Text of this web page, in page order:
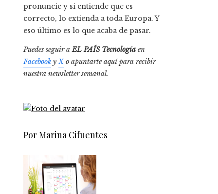
pronuncie y si entiende que es
correcto, lo extienda a toda Europa. Y
eso último es lo que acaba de pasar.
Puedes seguir aEL PAÍS Tecnología en
Facebook yXo apuntarte aquí para recibir
nuestra newsletter semanal.
Por Marina Cifuentes